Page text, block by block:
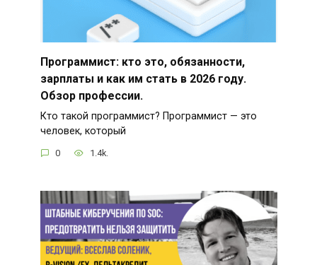
Программист: кто это, обязанности,
зарплаты и как им стать в 2026 году.
Обзор профессии.
Кто такой программист? Программист — это
человек, который
0 1.4k.